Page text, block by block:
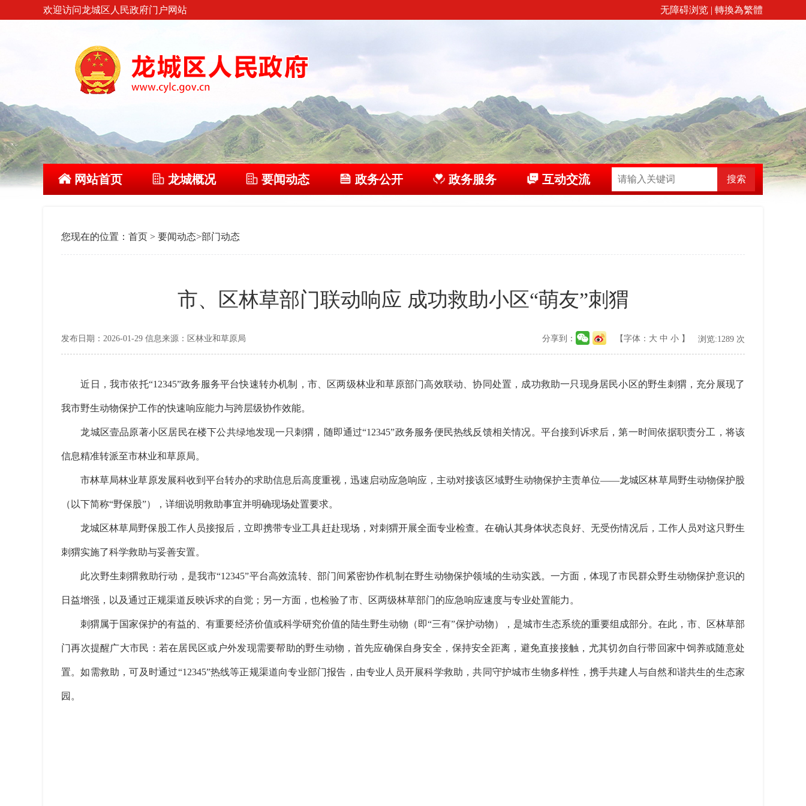
欢迎访问龙城区人民政府门户网站 无障碍浏览 | 轉換為繁體
网站首页 龙城概况 要闻动态 政务公开 政务服务 互动交流 搜索
您现在的位置： 首页 > 要闻动态>部门动态
市、区林草部门联动响应 成功救助小区“萌友”刺猬
发布日期：2026-01-29 信息来源：区林业和草原局 【字体： 大 中 小 】 浏览:1289 次
分享到：
近日，我市依托“12345”政务服务平台快速转办机制，市、区两级林业和草原部门高效联动、协同处置，成功救助一只现身居民小区的野生刺猬，充分展现了
我市野生动物保护工作的快速响应能力与跨层级协作效能。
龙城区壹品原著小区居民在楼下公共绿地发现一只刺猬，随即通过“12345”政务服务便民热线反馈相关情况。平台接到诉求后，第一时间依据职责分工，将该
信息精准转派至市林业和草原局。
市林草局林业草原发展科收到平台转办的求助信息后高度重视，迅速启动应急响应，主动对接该区域野生动物保护主责单位——龙城区林草局野生动物保护股
（以下简称“野保股”），详细说明救助事宜并明确现场处置要求。
龙城区林草局野保股工作人员接报后，立即携带专业工具赶赴现场，对刺猬开展全面专业检查。在确认其身体状态良好、无受伤情况后，工作人员对这只野生
刺猬实施了科学救助与妥善安置。
此次野生刺猬救助行动，是我市“12345”平台高效流转、部门间紧密协作机制在野生动物保护领域的生动实践。一方面，体现了市民群众野生动物保护意识的
日益增强，以及通过正规渠道反映诉求的自觉；另一方面，也检验了市、区两级林草部门的应急响应速度与专业处置能力。
刺猬属于国家保护的有益的、有重要经济价值或科学研究价值的陆生野生动物（即“三有”保护动物），是城市生态系统的重要组成部分。在此，市、区林草部
门再次提醒广大市民：若在居民区或户外发现需要帮助的野生动物，首先应确保自身安全，保持安全距离，避免直接接触，尤其切勿自行带回家中饲养或随意处
置。如需救助，可及时通过“12345”热线等正规渠道向专业部门报告，由专业人员开展科学救助，共同守护城市生物多样性，携手共建人与自然和谐共生的生态家
园。